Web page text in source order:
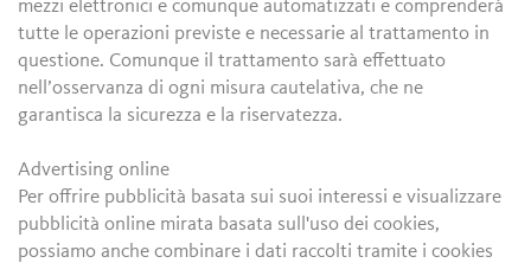
mezzi elettronici e comunque automatizzati e comprenderà
tutte le operazioni previste e necessarie al trattamento in
questione. Comunque il trattamento sarà effettuato
nell’osservanza di ogni misura cautelativa, che ne
garantisca la sicurezza e la riservatezza.
Advertising online
Per offrire pubblicità basata sui suoi interessi e visualizzare
pubblicità online mirata basata sull'uso dei cookies,
possiamo anche combinare i dati raccolti tramite i cookies